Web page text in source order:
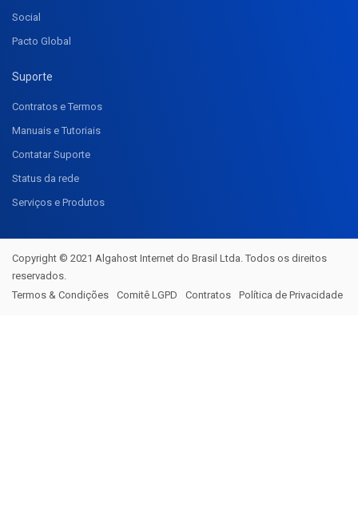
Social
Pacto Global
Suporte
Contratos e Termos
Manuais e Tutoriais
Contatar Suporte
Status da rede
Serviços e Produtos
Copyright © 2021 Algahost Internet do Brasil Ltda. Todos os direitos
reservados.
Termos & Condições
Comitê LGPD Contratos Política de Privacidade